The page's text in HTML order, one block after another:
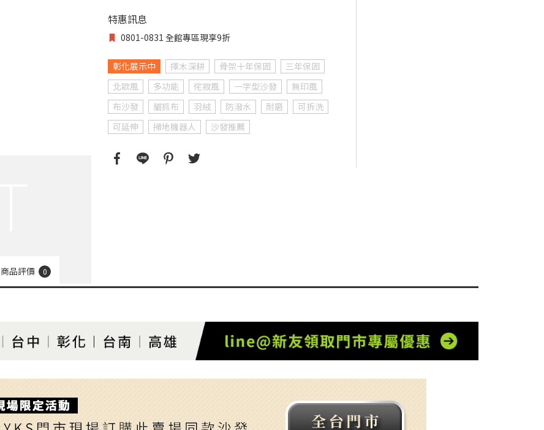
特惠訊息
0801-0831 全館專區現享9折
彰化展示中 擇木深耕 骨架十年保固
三年保固
北歐風
多功能 侘寂風 一字型沙發
無印風
布沙發
貓抓布 羽絨 防潑水 耐磨
可拆洗
可延伸
掃地機器人 沙發推薦
商品評價 0